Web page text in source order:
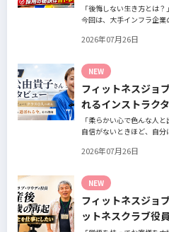
「後悔しない生き方とは？」
今回は、大手インフラ企
の阿部周大さんへインタビ
2026年07月26日
NEW
フィットネスジョ
れるインストラク
「柔らかい心で色んな人
自信がないときほど、自
そんな風に自分だけでは思
さん。選ばれるインストラ
行動とは？
2026年07月26日
NEW
フィットネスジョ
ットネスクラブ役